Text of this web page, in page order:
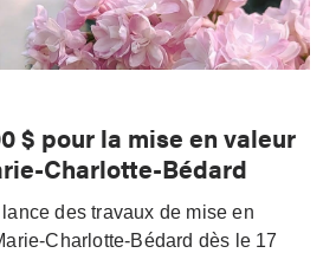
$ pour la mise en valeur
Charlotte-Bédard
des travaux de mise en
Charlotte-Bédard dès le 17